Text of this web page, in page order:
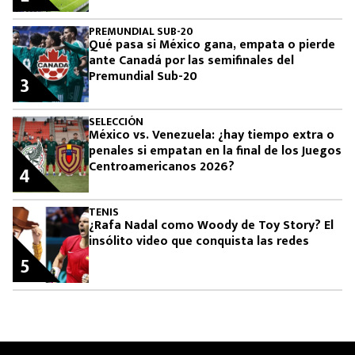
PREMUNDIAL SUB-20
Qué pasa si México gana, empata o pierde
ante Canadá por las semifinales del
Premundial Sub-20
3
SELECCIÓN
México vs. Venezuela: ¿hay tiempo extra o
penales si empatan en la final de los Juegos
Centroamericanos 2026?
4
TENIS
¿Rafa Nadal como Woody de Toy Story? El
insólito video que conquista las redes
5